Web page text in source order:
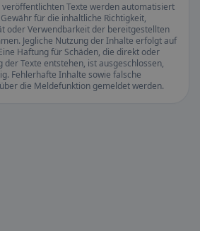
Texte werden automatisiert
für die inhaltliche Richtigkeit,
oder Verwendbarkeit der bereitgestellten
Jegliche Nutzung der Inhalte erfolgt auf
Haftung für Schäden, die direkt oder
Texte entstehen, ist ausgeschlossen,
Fehlerhafte Inhalte sowie falsche
die Meldefunktion gemeldet werden.